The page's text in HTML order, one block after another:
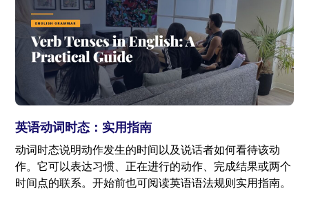
英语动词时态：实用指南
动词时态说明动作发生的时间以及说话者如何看待该动
作。它可以表达习惯、正在进行的动作、完成结果或两个
时间点的联系。开始前也可阅读英语语法规则实用指南。